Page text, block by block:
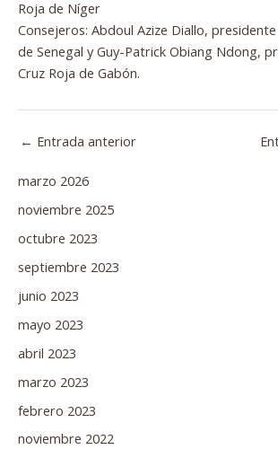
Roja de Níger
Consejeros: Abdoul Azize Diallo,
de Senegal y Guy-Patrick Obiang Ndong,
Cruz Roja de Gabón.
← Entrada anterior
marzo 2026
noviembre 2025
octubre 2023
septiembre 2023
junio 2023
mayo 2023
abril 2023
marzo 2023
febrero 2023
noviembre 2022